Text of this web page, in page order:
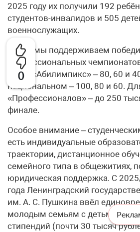
0
2025 году их получили 192
студентов-инвалидов и 505
военнослужащих.
Также мы поддерживаем
профессиональных
этапе «Абилимпикс» – 80, 60 и
национальном – 100, 80 и 60.
«Профессионалов» – до 250
финале.
Особое внимание –
есть индивидуальные
траектории, дистанционное
семейного типа в общежитиях,
юридическая поддержка. С
года Ленинградский
им. А. С. Пушкина ввёл
молодым семьям с детьми – 12
стипендий (почти 30 тысяч